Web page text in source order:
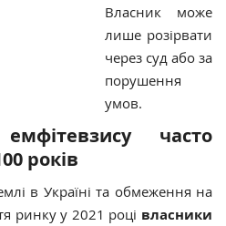
Власник може
лише розірвати
через суд або за
порушення
умов.
часто
років
в Україні та обмеження на
ринку у 2021 році власники